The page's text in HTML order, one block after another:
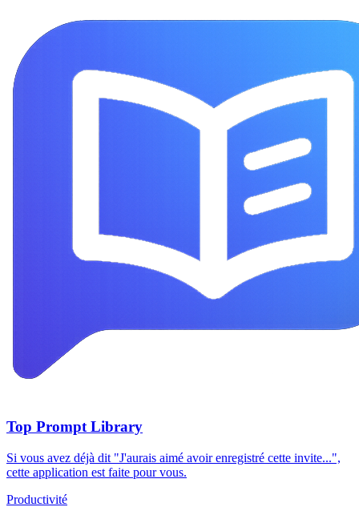
Top Prompt Library
Si vous avez déjà dit "J'aurais aimé avoir enregistré cette invite...",
cette application est faite pour vous.
Productivité